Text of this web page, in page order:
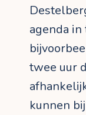
agenda
twee uur
kunnen